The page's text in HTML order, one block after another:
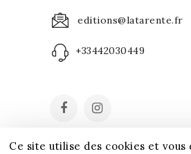
editions@latarente.fr
+33442030449
Ce site utilise des cookies et